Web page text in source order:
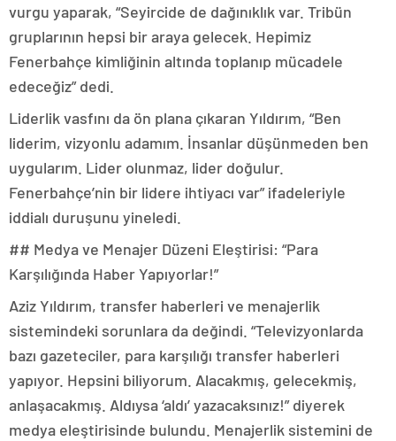
vurgu yaparak, “Seyircide de dağınıklık var. Tribün
gruplarının hepsi bir araya gelecek. Hepimiz
Fenerbahçe kimliğinin altında toplanıp mücadele
edeceğiz” dedi.
Liderlik vasfını da ön plana çıkaran Yıldırım, “Ben
liderim, vizyonlu adamım. İnsanlar düşünmeden ben
uygularım. Lider olunmaz, lider doğulur.
Fenerbahçe’nin bir lidere ihtiyacı var” ifadeleriyle
iddialı duruşunu yineledi.
## Medya ve Menajer Düzeni Eleştirisi: “Para
Karşılığında Haber Yapıyorlar!”
Aziz Yıldırım, transfer haberleri ve menajerlik
sistemindeki sorunlara da değindi. “Televizyonlarda
bazı gazeteciler, para karşılığı transfer haberleri
yapıyor. Hepsini biliyorum. Alacakmış, gelecekmiş,
anlaşacakmış. Aldıysa ‘aldı’ yazacaksınız!” diyerek
medya eleştirisinde bulundu. Menajerlik sistemini de